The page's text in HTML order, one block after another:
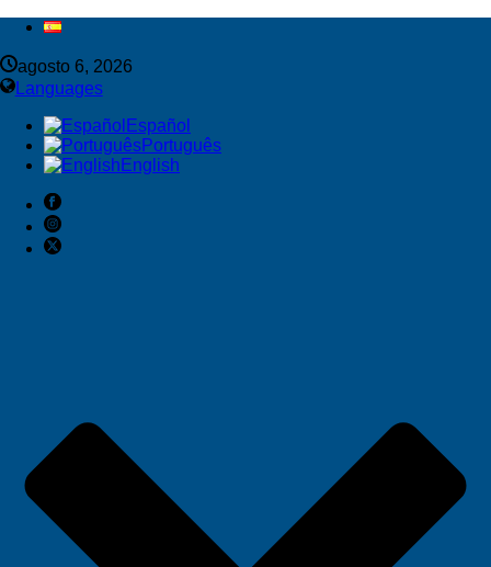
agosto 6, 2026
Languages
Español
Português
English